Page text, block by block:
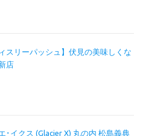
ィスリーパッシュ】伏見の美味しくな
店
･イクス (Glacier X) 丸の内 松島義典